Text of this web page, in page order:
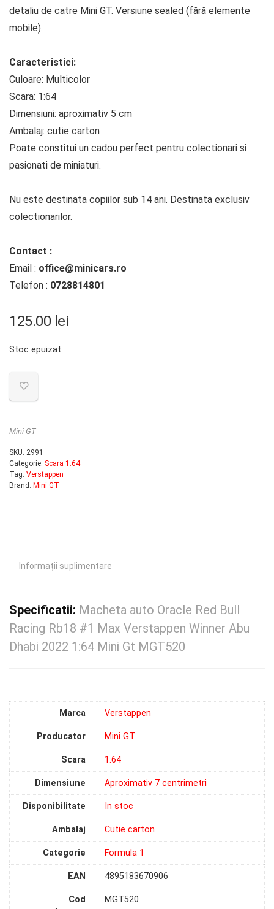
detaliu de catre Mini GT. Versiune sealed (fără elemente
mobile).
Caracteristici:
Culoare: Multicolor
Scara: 1:64
Dimensiuni: aproximativ 5 cm
Ambalaj: cutie carton
Poate constitui un cadou perfect pentru colectionari si
pasionati de miniaturi.
Nu este destinata copiilor sub 14 ani. Destinata exclusiv
colectionarilor.
Contact :
Email : office@minicars.ro
Telefon : 0728814801
125.00 lei
Stoc epuizat
Mini GT
SKU: 2991
Categorie: Scara 1:64
Tag: Verstappen
Brand: Mini GT
Informații suplimentare
Specificatii: Macheta auto Oracle Red Bull
Racing Rb18 #1 Max Verstappen Winner Abu
Dhabi 2022 1:64 Mini Gt MGT520
Marca Verstappen
Producator Mini GT
Scara 1:64
Dimensiune Aproximativ 7 centrimetri
Disponibilitate In stoc
Ambalaj Cutie carton
Categorie Formula 1
EAN 4895183670906
Cod
MGT520